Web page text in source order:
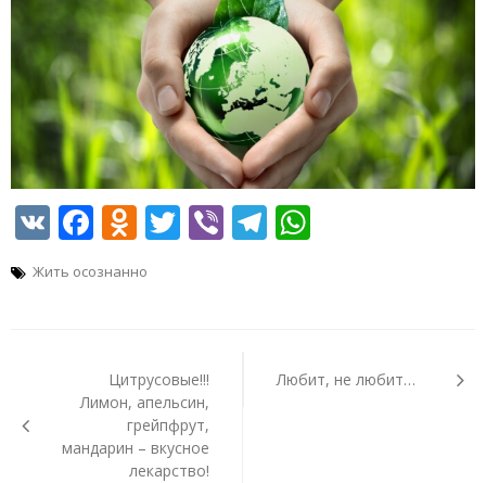
VK Facebook
Odnoklassniki
Twitter
ViberTelegram
Жить осознанно
записям
Цитрусовые!!!
Лимон, апельсин,
грейпфрут,
мандарин – вкусное
лекарство!
Любит, не любит…